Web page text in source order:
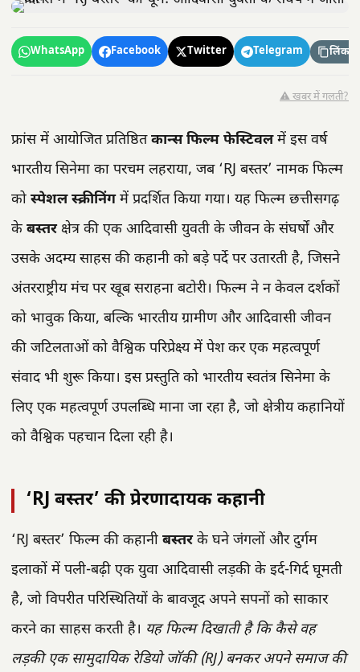
WhatsApp Facebook Twitter Telegram लिंक
⚠️ खबर में गलती?
फ्रांस में आयोजित प्रतिष्ठितकान्स फिल्म फेस्टिवलमें इस वर्ष
भारतीय सिनेमा का परचम लहराया, जब ‘RJ बस्तर’ नामक फिल्म
को स्पेशल स्क्रीनिंगमें प्रदर्शित किया गया। यह फिल्म छत्तीसगढ़
के बस्तरक्षेत्र की एक आदिवासी युवती के जीवन के संघर्षों और
उसके अदम्य साहस की कहानी को बड़े पर्दे पर उतारती है, जिसने
अंतरराष्ट्रीय मंच पर खूब सराहना बटोरी। फिल्म ने न केवल दर्शकों
को भावुक किया, बल्कि भारतीय ग्रामीण और आदिवासी जीवन
की जटिलताओं को वैश्विक परिप्रेक्ष्य में पेश कर एक महत्वपूर्ण
संवाद भी शुरू किया। इस प्रस्तुति को भारतीय स्वतंत्र सिनेमा के
लिए एक महत्वपूर्ण उपलब्धि माना जा रहा है, जो क्षेत्रीय कहानियों
को वैश्विक पहचान दिला रही है।
‘RJ बस्तर’ की प्रेरणादायक कहानी
‘RJ बस्तर’ फिल्म की कहानी बस्तरके घने जंगलों और दुर्गम
इलाकों में पली-बढ़ी एक युवा आदिवासी लड़की के इर्द-गिर्द घूमती
है, जो विपरीत परिस्थितियों के बावजूद अपने सपनों को साकार
करने का साहस करती है। यह फिल्म दिखाती है कि कैसे वह
लड़की एक सामुदायिक रेडियो जॉकी (RJ) बनकर अपने समाज की